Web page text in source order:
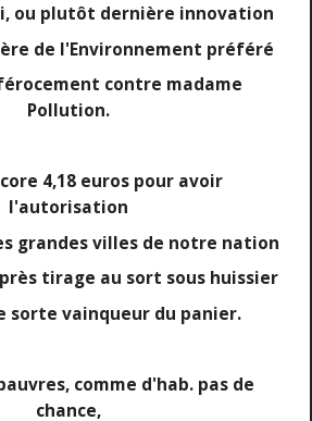
ou plutôt dernière innovation
de l'Environnement préféré
contre madame
Pollution.
4,18 euros pour avoir
l'autorisation
grandes villes de notre nation
tirage au sort sous huissier
sorte vainqueur du panier.
comme d'hab. pas de
chance,